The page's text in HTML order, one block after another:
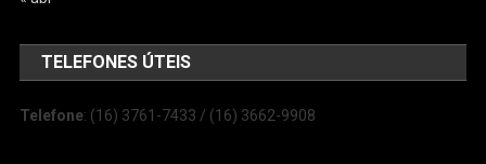
TELEFONES ÚTEIS
Telefone: (16) 3761-7433 / (16) 3662-9908